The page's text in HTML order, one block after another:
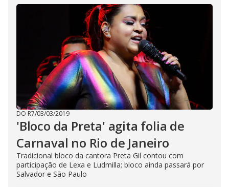
DO R7/03/03/2019
'Bloco da Preta' agita folia de
Carnaval no Rio de Janeiro
Tradicional bloco da cantora Preta Gil contou com
participação de Lexa e Ludmilla; bloco ainda passará por
Salvador e São Paulo